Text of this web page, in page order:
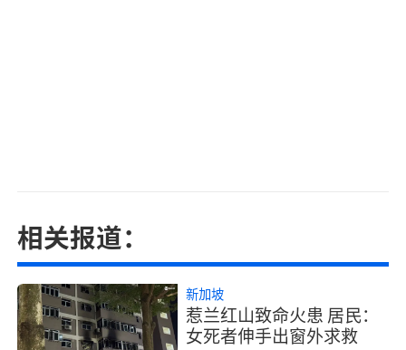
相关报道：
惹兰红山致命火患 居民：
女死者伸手出窗外求救
新加坡